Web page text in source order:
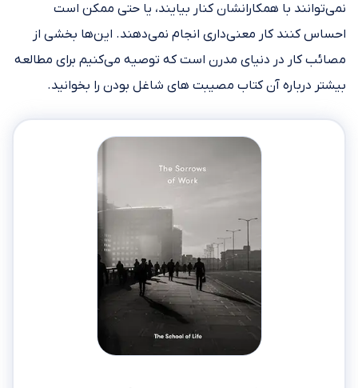
نمی‌توانند با همکارانشان کنار بیایند، یا حتی ممکن است
احساس کنند کار معنی‌داری انجام نمی‌دهند. این‌ها بخشی از
مصائب کار در دنیای مدرن است که توصیه می‌کنیم برای مطالعه
بیشتر درباره آن کتاب مصیبت های شاغل بودن را بخوانید.